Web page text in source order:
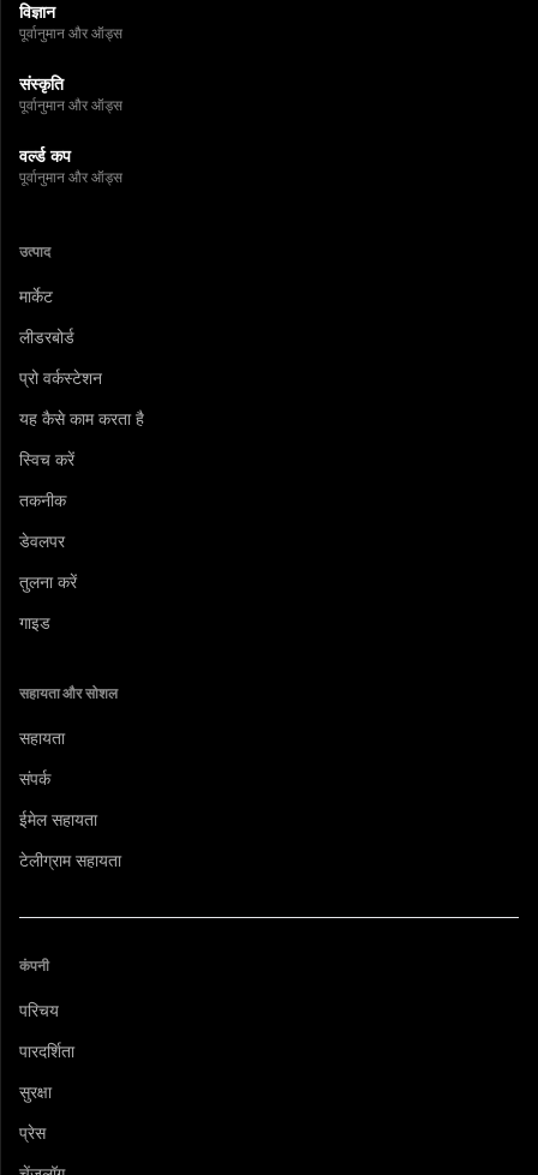
विज्ञान
पूर्वानुमान और ऑड्स
संस्कृति
पूर्वानुमान और ऑड्स
वर्ल्ड कप
पूर्वानुमान और ऑड्स
उत्पाद
मार्केट
लीडरबोर्ड
प्रो वर्कस्टेशन
यह कैसे काम करता है
स्विच करें
तकनीक
डेवलपर
तुलना करें
गाइड
सहायता और सोशल
सहायता
संपर्क
ईमेल सहायता
टेलीग्राम सहायता
कंपनी
परिचय
पारदर्शिता
सुरक्षा
प्रेस